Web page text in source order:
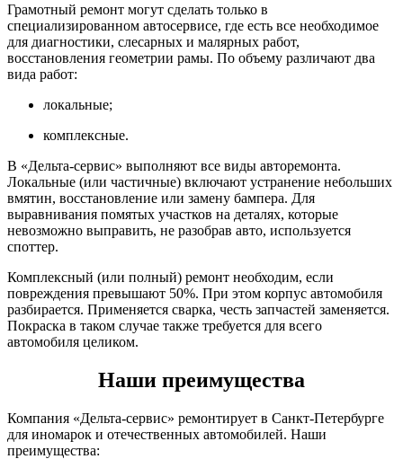
Грамотный ремонт могут сделать только в
специализированном автосервисе, где есть все необходимое
для диагностики, слесарных и малярных работ,
восстановления геометрии рамы. По объему различают два
вида работ:
локальные;
комплексные.
В «Дельта-сервис» выполняют все виды авторемонта.
Локальные (или частичные) включают устранение небольших
вмятин, восстановление или замену бампера. Для
выравнивания помятых участков на деталях, которые
невозможно выправить, не разобрав авто, используется
споттер.
Комплексный (или полный) ремонт необходим, если
повреждения превышают 50%. При этом корпус автомобиля
разбирается. Применяется сварка, честь запчастей заменяется.
Покраска в таком случае также требуется для всего
автомобиля целиком.
Наши преимущества
Компания «Дельта-сервис» ремонтирует в Санкт-Петербурге
для иномарок и отечественных автомобилей. Наши
преимущества: